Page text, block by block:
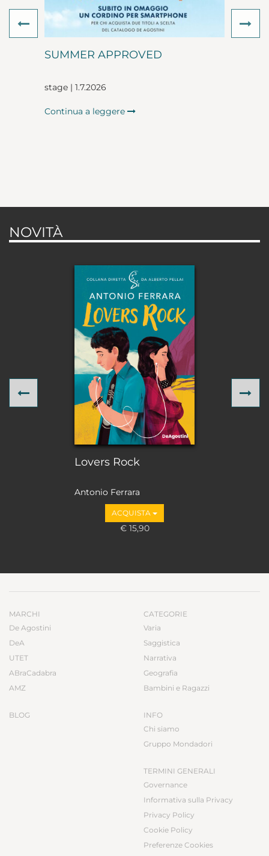
SUMMER APPROVED
stage | 1.7.2026
Continua a leggere
Previous
NOVITÀ
Lovers Rock
Antonio Ferrara
ACQUISTA
€ 15,90
Previous
MARCHI
De Agostini
DeA
UTET
ABraCadabra
AMZ
BLOG
CATEGORIE
Varia
Saggistica
Narrativa
Geografia
Bambini e Ragazzi
INFO
Chi siamo
Gruppo Mondadori
TERMINI GENERALI
Governance
Informativa sulla Privacy
Privacy Policy
Cookie Policy
Preferenze Cookies